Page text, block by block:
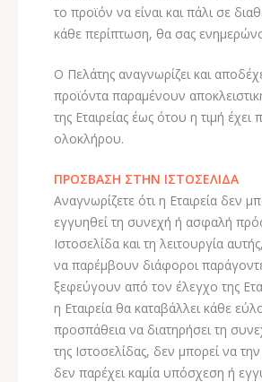
το προϊόν να είναι και πάλι σε
κάθε περίπτωση, θα σας
Ο Πελάτης αναγνωρίζει και
προϊόντα παραμένουν
της Εταιρείας έως ότου η τιμή έχει
ολοκλήρου.
ΠΡΟΣΒΑΣΗ ΣΤΗΝ ΙΣΤΟΣΕΛΙΔΑ
Αναγνωρίζετε ότι η Εταιρεία δεν
εγγυηθεί τη συνεχή ή ασφαλή
Ιστοσελίδα και τη λειτουργία
να παρέμβουν διάφοροι
ξεφεύγουν από τον έλεγχο της
η Εταιρεία θα καταβάλλει κάθε
προσπάθεια να διατηρήσει τη
της Ιστοσελίδας, δεν μπορεί να
δεν παρέχει καμία υπόσχεση ή